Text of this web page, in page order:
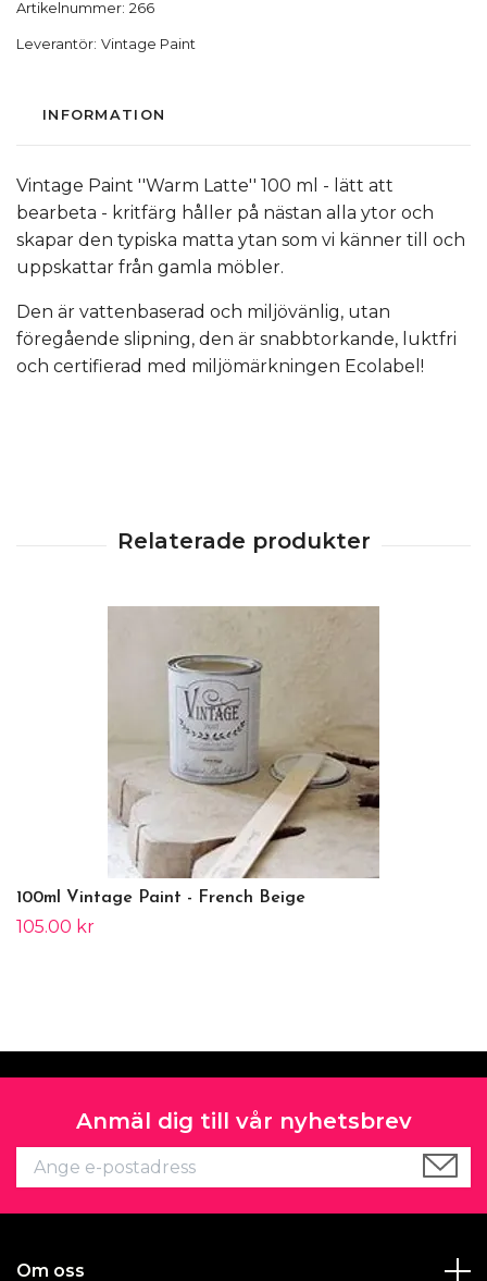
Artikelnummer: 266
Leverantör: Vintage Paint
INFORMATION
Vintage Paint ''Warm Latte'' 100 ml - lätt att
bearbeta - kritfärg håller på nästan alla ytor och
skapar den typiska matta ytan som vi känner till och
uppskattar från gamla möbler.
Den är vattenbaserad och miljövänlig, utan
föregående slipning, den är snabbtorkande, luktfri
och certifierad med miljömärkningen Ecolabel!
100ml Vintage Paint - French Beige
105.00 kr
Anmäl dig till vår nyhetsbrev
Om oss